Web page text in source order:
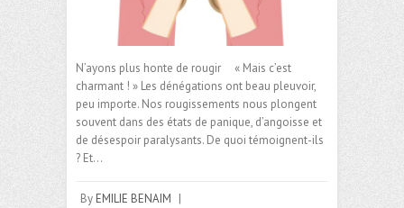
N’ayons plus honte de rougir « Mais c’est
charmant ! » Les dénégations ont beau pleuvoir,
peu importe. Nos rougissements nous plongent
souvent dans des états de panique, d’angoisse et
de désespoir paralysants. De quoi témoignent-ils
? Et…
By EMILIE BENAIM